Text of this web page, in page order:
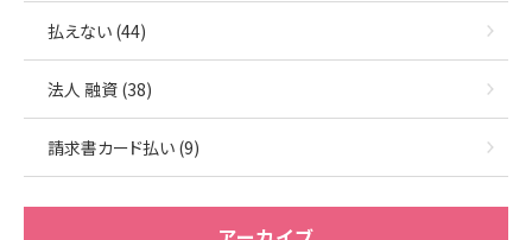
払えない (44)
法人 融資 (38)
請求書カード払い (9)